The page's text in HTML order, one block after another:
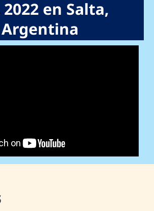
2022 en Salta,
Argentina